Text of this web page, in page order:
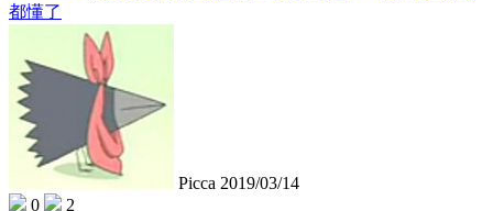
都懂了
Picca 2019/03/14
0
2